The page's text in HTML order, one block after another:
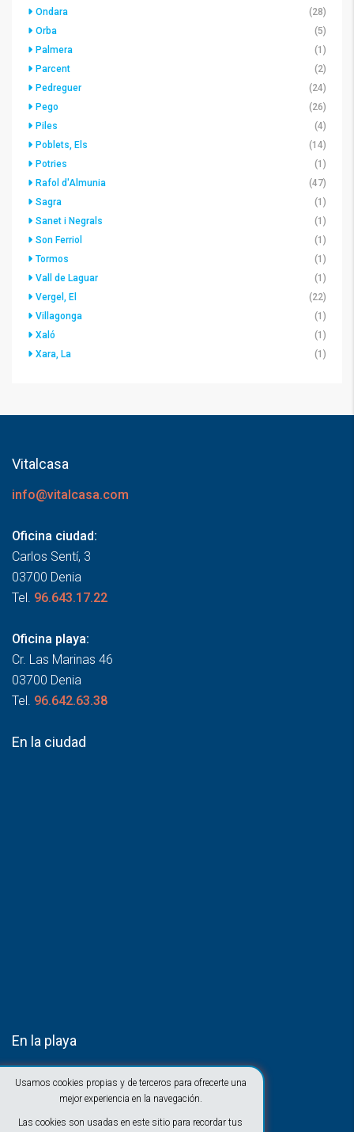
Usamos cookies propias y de terceros para ofrecerte una
mejor experiencia en la navegación.
Las cookies son usadas en este sitio para recordar tus
Ondara
(28)
Orba
(5)
Palmera
(1)
Parcent
(2)
Pedreguer
(24)
Pego
(26)
Piles
(4)
Poblets, Els
(14)
Potries
(1)
Rafol d'Almunia
(47)
Sagra
(1)
Sanet i Negrals
(1)
Son Ferriol
(1)
Tormos
(1)
Vall de Laguar
(1)
Vergel, El
(22)
Villagonga
(1)
Xaló
(1)
Xara, La
(1)
Vitalcasa
info@vitalcasa.com
Oficina ciudad:
Carlos Sentí, 3
03700 Denia
Tel. 96.643.17.22
Oficina playa:
Cr. Las Marinas 46
03700 Denia
Tel. 96.642.63.38
En la ciudad
En la playa